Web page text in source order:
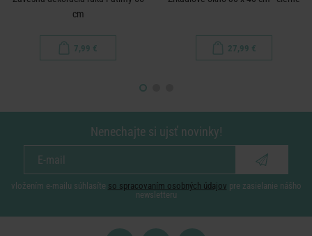
cm
7,99 € 27,99 €
Nenechajte si ujsť novinky!
vložením e-mailu súhlasíte so spracovaním osobných údajov pre zasielanie nášho
newsletteru